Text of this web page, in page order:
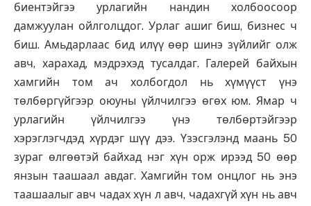
биентэйгээ урлагийн нандин холбоосоор
дамжуулан ойлголцдог. Урлаг ашиг биш, бизнес ч
биш. Амьдарлаас бид илүү өөр шинэ зүйлийг олж
авч, харахад, мэдрэхэд тусалдаг. Галерей байхын
хамгийн том ач холбогдол нь хүмүүст үнэ
төлбөргүйгээр оюуны үйлчилгээ өгөх юм. Ямар ч
урлагийн үйлчилгээ үнэ төлбөртэйгээр
хэрэглэгчдэд хүрдэг шүү дээ. Үзэсгэлэнд маань 50
зураг өлгөөтэй байхад нэг хүн орж ирээд 50 өөр
янзын таашаал авдаг. Хамгийн том онцлог нь энэ
таашаалыг авч чадах хүн л авч, чадахгүй хүн нь авч